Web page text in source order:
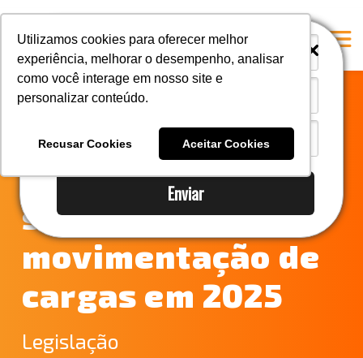
Enviar
Utilizamos cookies para oferecer melhor
experiência, melhorar o desempenho, analisar
como você interage em nosso site e
personalizar conteúdo.
Recusar Cookies Aceitar Cookies
i
i
A Mastersul
#35 (no title)
Blog
#38 (no title)
Inovações que
impactarão o
setor de
movimentação de
cargas em 2025
Legislação